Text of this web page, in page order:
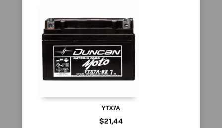
YTX7A
$21,44